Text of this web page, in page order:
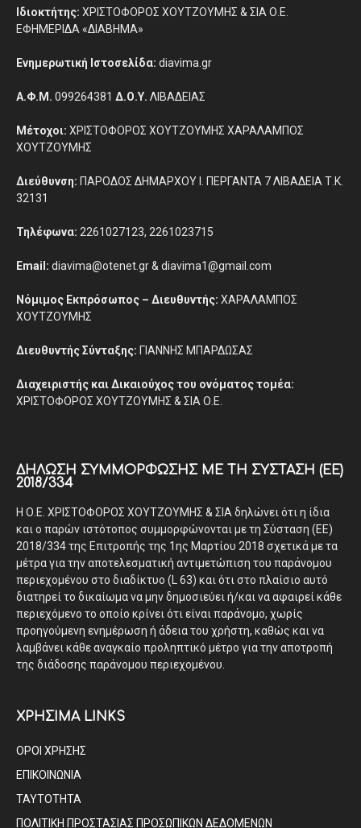
Ιδιοκτήτης: ΧΡΙΣΤΟΦΟΡΟΣ ΧΟΥΤΖΟΥΜΗΣ & ΣΙΑ Ο.Ε.
ΕΦΗΜΕΡΙΔΑ «ΔΙΑΒΗΜΑ»
Ενημερωτική Ιστοσελίδα: diavima.gr
Α.Φ.Μ. 099264381 Δ.Ο.Υ. ΛΙΒΑΔΕΙΑΣ
Μέτοχοι: ΧΡΙΣΤΟΦΟΡΟΣ ΧΟΥΤΖΟΥΜΗΣ ΧΑΡΑΛΑΜΠΟΣ
ΧΟΥΤΖΟΥΜΗΣ
Διεύθυνση: ΠΑΡΟΔΟΣ ΔΗΜΑΡΧΟΥ Ι. ΠΕΡΓΑΝΤΑ 7 ΛΙΒΑΔΕΙΑ Τ.Κ.
32131
Τηλέφωνα: 2261027123, 2261023715
Email: diavima@otenet.gr & diavima1@gmail.com
Νόμιμος Εκπρόσωπος – Διευθυντής: ΧΑΡΑΛΑΜΠΟΣ
ΧΟΥΤΖΟΥΜΗΣ
Διευθυντής Σύνταξης: ΓΙΑΝΝΗΣ ΜΠΑΡΔΩΣΑΣ
Διαχειριστής και Δικαιούχος του ονόματος τομέα:
ΧΡΙΣΤΟΦΟΡΟΣ ΧΟΥΤΖΟΥΜΗΣ & ΣΙΑ Ο.Ε.
ΔΉΛΩΣΗ ΣΥΜΜΌΡΦΩΣΗΣ ΜΕ ΤΗ ΣΎΣΤΑΣΗ (ΕΕ)
2018/334
Η Ο.Ε. ΧΡΙΣΤΟΦΟΡΟΣ ΧΟΥΤΖΟΥΜΗΣ & ΣΙΑ δηλώνει ότι η ίδια
και ο παρών ιστότοπος συμμορφώνονται με τη Σύσταση (ΕΕ)
2018/334 της Επιτροπής της 1ης Μαρτίου 2018 σχετικά με τα
μέτρα για την αποτελεσματική αντιμετώπιση του παράνομου
περιεχομένου στο διαδίκτυο (L 63) και ότι στο πλαίσιο αυτό
διατηρεί το δικαίωμα να μην δημοσιεύει ή/και να αφαιρεί κάθε
περιεχόμενο το οποίο κρίνει ότι είναι παράνομο, χωρίς
προηγούμενη ενημέρωση ή άδεια του χρήστη, καθώς και να
λαμβάνει κάθε αναγκαίο προληπτικό μέτρο για την αποτροπή
της διάδοσης παράνομου περιεχομένου.
ΧΡΗΣΙΜΑ LINKS
ΟΡΟΙ ΧΡΗΣΗΣ
ΕΠΙΚΟΙΝΩΝΙΑ
ΤΑΥΤΟΤΗΤΑ
ΠΟΛΙΤΙΚΗ ΠΡΟΣΤΑΣΙΑΣ ΠΡΟΣΩΠΙΚΩΝ ΔΕΔΟΜΕΝΩΝ